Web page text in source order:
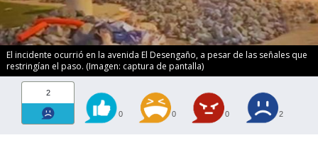
El incidente ocurrió en la avenida El Desengaño, a pesar de las señales que
restringían el paso. (Imagen: captura de pantalla)
2
0 0 0 2